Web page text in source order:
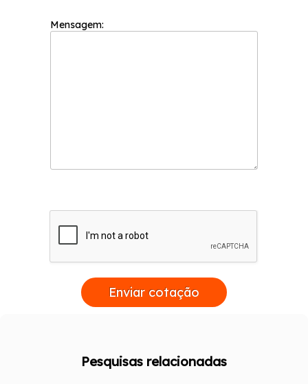
Mensagem:
Enviar cotação
Pesquisas relacionadas